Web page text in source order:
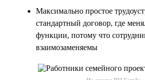
Максимально простое
стандартный договор, где
функции, потому что
взаимозаменяемы